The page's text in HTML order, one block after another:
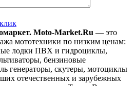
Moto-Market.Ru — это
мототехники по низким ценам:
лодки ПВХ и гидроциклы,
бензиновые
генераторы, скутеры, мотоциклы
отечественных и зарубежных